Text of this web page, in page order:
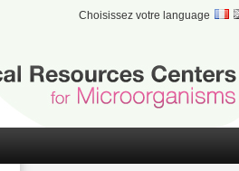
Choisissez votre language